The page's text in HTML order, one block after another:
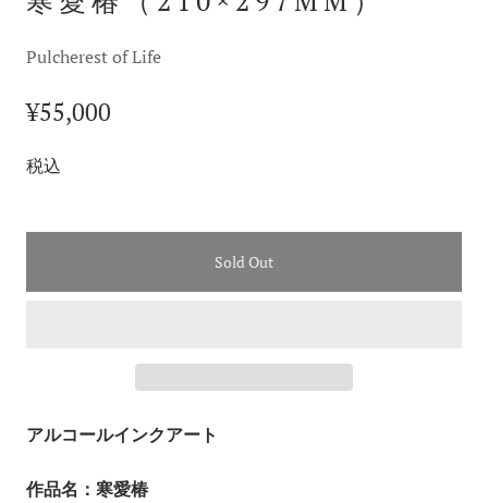
Pulcherest of Life
¥55,000
税込
Sold Out
アルコールインクアート
作品名：寒愛椿